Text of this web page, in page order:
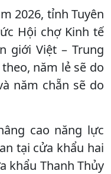
2026, tỉnh Tuyên
Hội chợ Kinh tế
giới Việt – Trung
năm lẻ sẽ do
năm chẵn sẽ do
cao năng lực
tại cửa khẩu hai
khẩu Thanh Thủy